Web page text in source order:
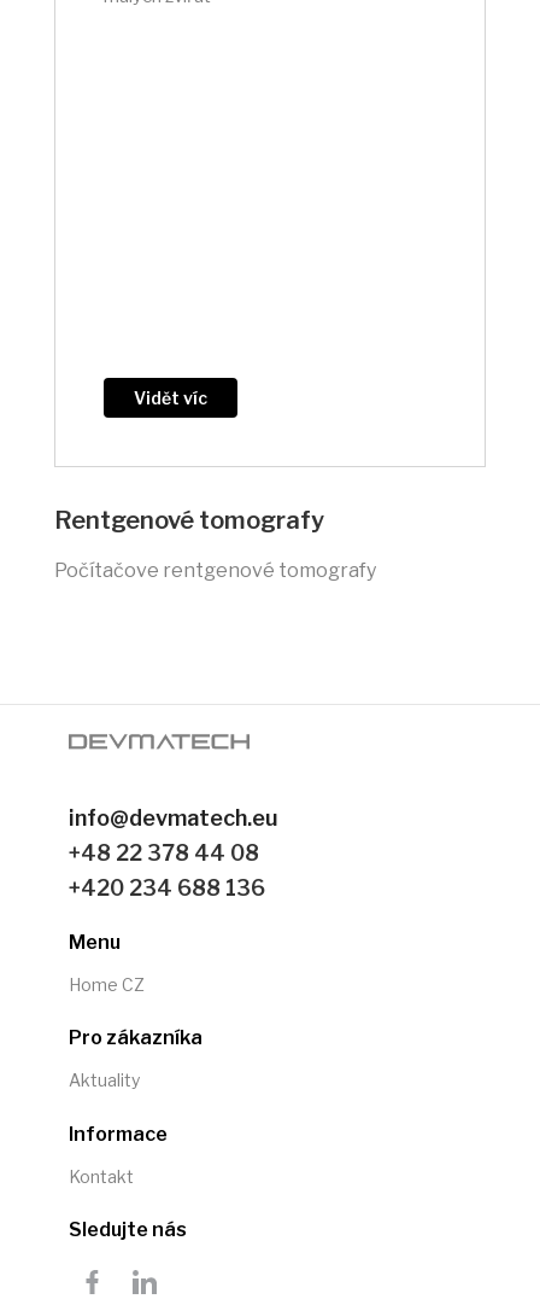
Vidět víc
Rentgenové tomografy
Počítačove rentgenové tomografy
info@devmatech.eu
+48 22 378 44 08
+420 234 688 136
Menu
Home CZ
Pro zákazníka
Aktuality
Informace
Kontakt
Sledujte nás